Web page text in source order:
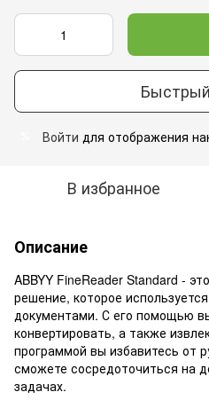
Войти для отображения
В избранное
Описание
ABBYY FineReader Standard -
решение, которое
документами. С его помощью
конвертировать, а также
программой вы избавитесь от
сможете сосредоточиться на
задачах.